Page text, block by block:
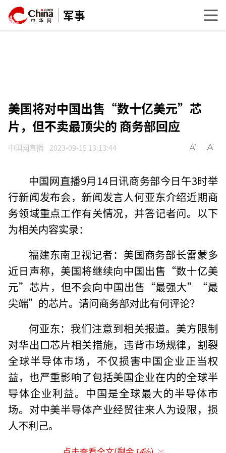
军事
美国将对中国出售“数十亿美元”芯
片，但不卖最顶尖的 商务部回应
中国网直播 2023-09-15 13:13:44
中国网直播9月14日讯商务部今日午3时举
行新闻发布会，新闻发言人何亚东介绍近期商
务领域重点工作有关情况，并答记者问。以下
为相关内容实录：
福建东南卫视记者：美国商务部长雷蒙多
近日声称，美国将继续向中国出售“数十亿美
元”芯片，但不会向中国出售“最强大”“最
尖端”的芯片。请问商务部对此有何评论？
何亚东：我们注意到相关报道。美方限制
对华出口芯片相关措施，违背市场规律，割裂
全球半导体市场，不仅损害中国企业正当权
益，也严重影响了包括美国企业在内的全球半
导体企业利益。中国是全球最大的半导体市
场。对中美半导体产业经贸往来人为设限，损
人不利己。